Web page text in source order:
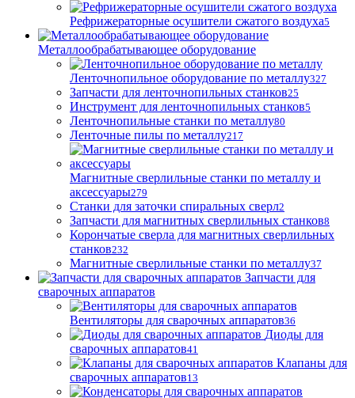
Рефрижераторные осушители сжатого воздуха5
Металлообрабатывающее оборудование
Ленточнопильное оборудование по металлу327
Запчасти для ленточнопильных станков25
Инструмент для ленточнопильных станков5
Ленточнопильные станки по металлу80
Ленточные пилы по металлу217
Магнитные сверлильные станки по металлу и
аксессуары279
Станки для заточки спиральных сверл2
Запчасти для магнитных сверлильных станков8
Корончатые сверла для магнитных сверлильных
станков232
Магнитные сверлильные станки по металлу37
Запчасти для
сварочных аппаратов
Вентиляторы для сварочных аппаратов36
Диоды для
сварочных аппаратов41
Клапаны для
сварочных аппаратов13